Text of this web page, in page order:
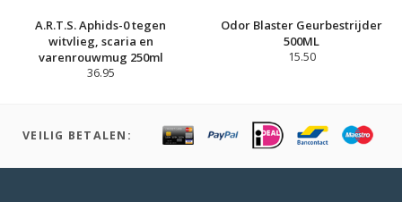
A.R.T.S. Aphids-0 tegen
witvlieg, scaria en
varenrouwmug 250ml
36.95
Odor Blaster Geurbestrijder
500ML
15.50
VEILIG BETALEN: